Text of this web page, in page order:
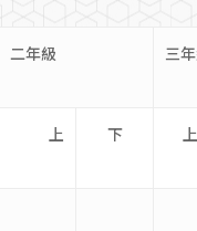
二年級 三
上 下